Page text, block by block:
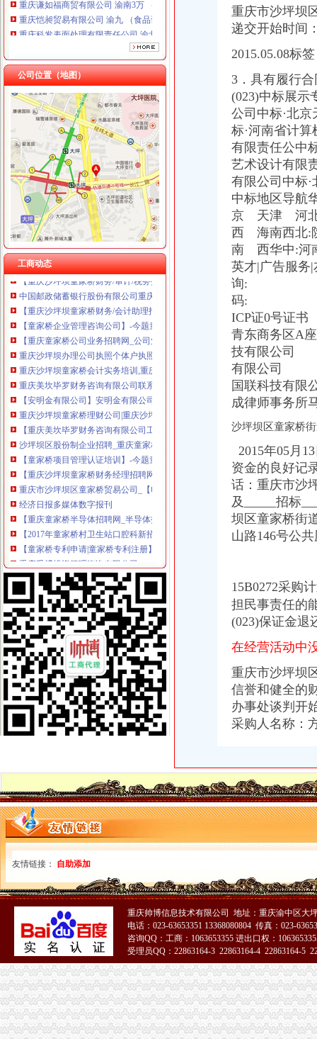
重庆恺昶贸易有限公司 渝九 （食品许可证）
重庆科发表面处理有限责任公司 渝北800万 （进出口权）
川思博机械有限责任公司重庆分公司 渝江 （工商注册）
上海兆妩贸易有限公司重庆龙湖·北城天街分公司 （工商注册）
重庆福安药业集团凯斯特医药有限公司 渝新100万 （进出口权）
公司位置（地图）
工商动态
童家桥财务公司
【2017年江北区永研食品经营部新招聘信息_电话_地址】-赶集网
重庆燃气上市后现营收利润双降旗下配气站超租期7年惹官司_东方
民生,民生|重庆在线
周克华系列劫案共抢现金55.5万主要花在家庭上-中新网
重庆卫生人才专场招聘会部分参会单位及招聘职位_重庆人才大市场
重庆永辉超市有限公司沙坪坝区童家桥分公司_【信用信息_诉讼信息_
【重庆沙坪坝童家桥财务/审计/税务招聘网|2018年重庆沙坪坝童家桥财
中国邮政储蓄银行股份有限公司重庆沙坪坝区童家桥支行_【电话地址_
【重庆沙坪坝童家桥财务/会计助理招聘网|2018年重庆沙坪坝童家桥财
【童家桥企业管理咨询公司】-今题童家桥企业管理咨询网
【重庆童家桥公司业务招聘网_公司业务招聘信息】-重庆智联招聘
重庆沙坪坝办理公司执照个体户执照记帐报税-童家桥工商注册|重庆酷
重庆沙坪坝童家桥会计实务培训,重庆沙坪坝童家桥会计实操培训班,
重庆美坎毕罗财务咨询有限公司联系方式_信用报告_工商信息-启信宝
【安明金有限公司】安明金有限公司招聘|待遇|面试|怎么样-看准网
重庆沙坪坝童家桥理财公司|重庆沙坪坝童家桥理财-重庆沙坪坝童家桥
【重庆美坎毕罗财务咨询有限公司工商信息】-阿土伯工商信息查询
沙坪坝区股份制企业招聘_重庆童家桥股份制企业招聘信息_求职找工作
【童家桥项目管理认证培训】-今题童家桥项目管理认证培训网
【重庆沙坪坝童家桥财务经理招聘网|2018年重庆沙坪坝童家桥财务经
重庆市沙坪坝区童家桥贸易公司_【电话地址_招聘信息_注册信息_信用
经济日报多媒体数字报刊
【重庆童家桥半导体招聘网_半导体招聘信息】-重庆智联招聘
【2017年童家桥村卫生站口腔科新招聘信息_电话_地址】-赶集网
【童家桥专利申请|童家桥专利注册】-今题童家桥专利申请网
重庆孚博投资管理咨询有限公司
【重庆沙坪坝童家桥保险精算师招聘网|2018年重庆沙坪坝童家桥保险
重庆市沙坪坝区童家桥汽车修理厂_【信用信息_诉讼信息_财务信息_注
重庆市沙坪坝区童家桥贸易公司广龙糕点加工厂_【信用信息_诉讼信息
【重庆童家桥培训经理招聘网_培训经理招聘信息】-重庆智联招聘
重庆童家桥附近出纳招聘|重庆童家桥附近出纳职位信息汇总|重庆出纳
【重庆会计服务公司黄页】_顺企网
重庆童家桥附近出纳招聘|重庆童家桥附近出纳职位信息汇总|重庆出纳
【重庆沙坪坝童家桥统计招聘网|2018年重庆沙坪坝童家桥统计招聘信
沙坪坝学会计去哪里好？重庆财务会计今题网
重庆燃气集团股份有限公司|公司|重庆|有限_新浪财经_新浪网
重庆市沙坪坝区童家桥街道文化站新世纪卡拉OK厅_【信用信息_诉讼
中国工商银行股份有限公司重庆童家桥支行_【信用信息_诉讼信息_财
重庆华庆阀门制造有限公司2017招聘信息_电话_地址-中华英才网
【58同城】大坪财务会计_大坪财会_大坪评估
沙坪坝区童家桥街道松山路146号公共厕所改造装修工程_中国招标网_
重庆玉言装饰工程有限公司_建筑装修装饰工程_覃家岗镇童家桥村白鹤
重庆燃气集团股份有限公司|公司|重庆|有限_新浪财经_新浪网
沙区童家桥街道办事处松山路146号公共厕所改造装修工程第二次招标_
：重庆燃气2017年第一季度报告_（）_公告正文
重庆沙坪坝童家桥歌手招聘网_重庆沙坪坝童家桥歌手人才网_重庆沙坪
重庆康名士办公用品商贸有限公司生意旺铺
华星创业：申万宏源证券承销保荐有限责任公司关于公司发行股份购买
重庆燃气：2017年第一季度报告_重庆燃气（）_公告正文_财
金融街控股股份有限公司公开发行2009年第一期公司券募集说明书摘
重庆市沙坪坝区信诚橡胶制品厂2017招聘信息_电话_地址-中华英才网
重庆燃气：2017年半年度报告（2017-08-30）_重庆燃气（）
证券日报-重庆燃气集团股份有限公司2017年第一季度报告正文
童家桥财务公司
【2017年江北区永研食品经营部新招聘信息_电话_地址】-赶集网
重庆燃气上市后现营收利润双降旗下配气站超租期7年惹官司_东方
重庆市沙坪坝
递交开始时间
2015.05.08标
3．具有履行
(023)中标展示
公司中标·北
标·河南省计
有限责任公中
艺术设计有限
有限公司中标
中标地区导
京 天津 河
西 海南西
南 西华中:河
英才|广告服务
询: 公
码: 客户投
ICP证0号证
青东商务区A
技有限公
有限公司
国联
成律师事务所
沙坪坝区童家桥
2015年05月
资金的良好记
话：重庆市沙
及_____招标
坝区童家桥街
山路146号公
15B0272采购
担民事责任的
(023)保证金
在经营活动中
重庆市沙坪坝
信誉和健全的
办事处谈判开
采购人名称：
友情链接： 自助添加
重庆帅博信息技术有限公司 地址：重庆渝中区大
电话：023-63653351 13368080804 传真：023-
咨询QQ：工商：1063653355 进出口权：
受理员QQ：22863164-3 22863164-4 22863164-5
51La